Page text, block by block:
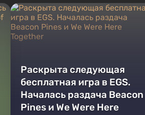
Раскрыта следующая
бесплатная игра в EGS.
Началась раздача Beacon
Pines и We Were Here